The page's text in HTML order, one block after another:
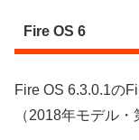
Fire OS 6
Fire OS 6.3.0.1の
（2018年モデル